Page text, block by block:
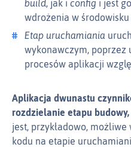
build , jak i config i jest
wdrożenia w środowisku
Etap uruchamiania
wykonawczym, poprzez
procesów aplikacji
Aplikacja dwunastu
rozdzielanie etapu
jest, przykładowo,
kodu na etapie